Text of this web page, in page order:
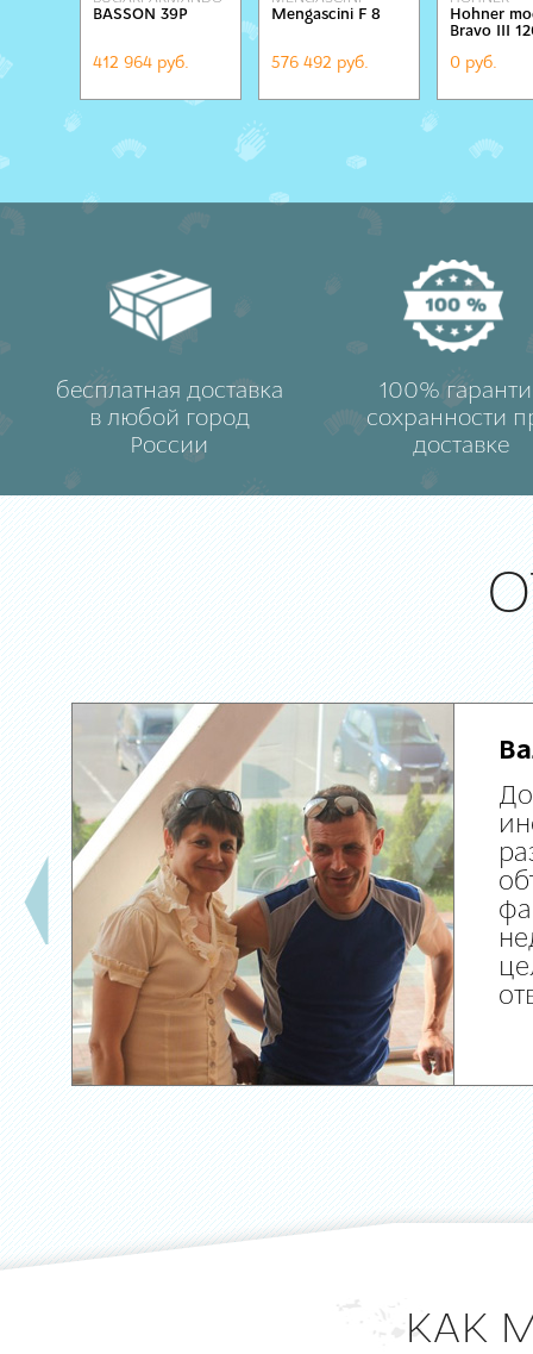
BASSON 39P
412 964 руб.
Mengascini F 8
576 492 руб.
Hohner
Bravo III
0 руб.
бесплатная доставка
в любой город
России
100%
сохранности
доставке
КАК